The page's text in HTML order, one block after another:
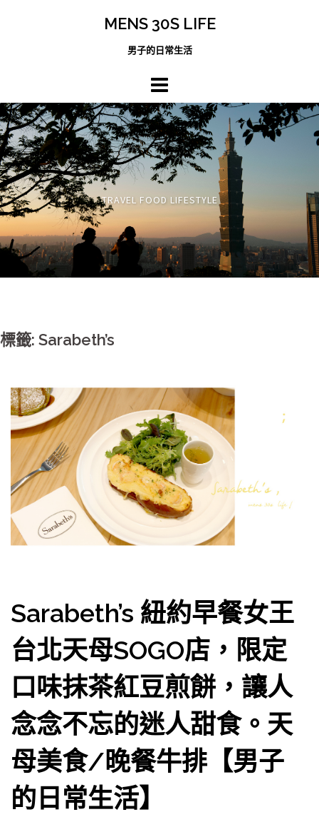
MENS 30S LIFE
男子的日常生活
TRAVEL FOOD LIFESTYLE
標籤: Sarabeth’s
Sarabeth’s 紐約早餐女王
台北天母SOGO店，限定
口味抹茶紅豆煎餅，讓人
念念不忘的迷人甜食。天
母美食/晚餐牛排【男子
的日常生活】